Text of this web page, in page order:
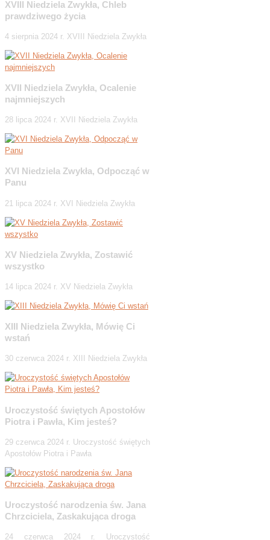
XVIII Niedziela Zwykła, Chleb
prawdziwego życia
4 sierpnia 2024 r. XVIII Niedziela Zwykła
XVII Niedziela Zwykła, Ocalenie
najmniejszych
28 lipca 2024 r. XVII Niedziela Zwykła
XVI Niedziela Zwykła, Odpocząć w
Panu
21 lipca 2024 r. XVI Niedziela Zwykła
XV Niedziela Zwykła, Zostawić
wszystko
14 lipca 2024 r. XV Niedziela Zwykła
XIII Niedziela Zwykła, Mówię Ci
wstań
30 czerwca 2024 r. XIII Niedziela Zwykła
Uroczystość świętych Apostołów
Piotra i Pawła, Kim jesteś?
29 czerwca 2024 r. Uroczystość świętych
Apostołów Piotra i Pawła
Uroczystość narodzenia św. Jana
Chrzciciela, Zaskakująca droga
24 czerwca 2024 r. Uroczystość